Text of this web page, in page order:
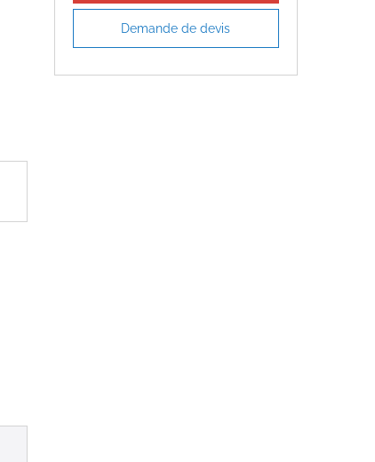
Demande de devis